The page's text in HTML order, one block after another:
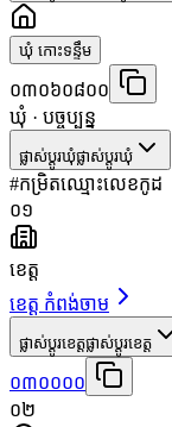
ឃុំ កោះទន្ទឹម
០៣០៦០៨០០
ឃុំ · បច្ចុប្បន្ន
ផ្លាស់ប្តូរឃុំផ្លាស់ប្តូរឃុំ
#កម្រិតឈ្មោះលេខកូដ
០១
ខេត្ត
ខេត្ត កំពង់ចាម
ផ្លាស់ប្តូរខេត្តផ្លាស់ប្តូរខេត្ត
០៣០០០០
០២